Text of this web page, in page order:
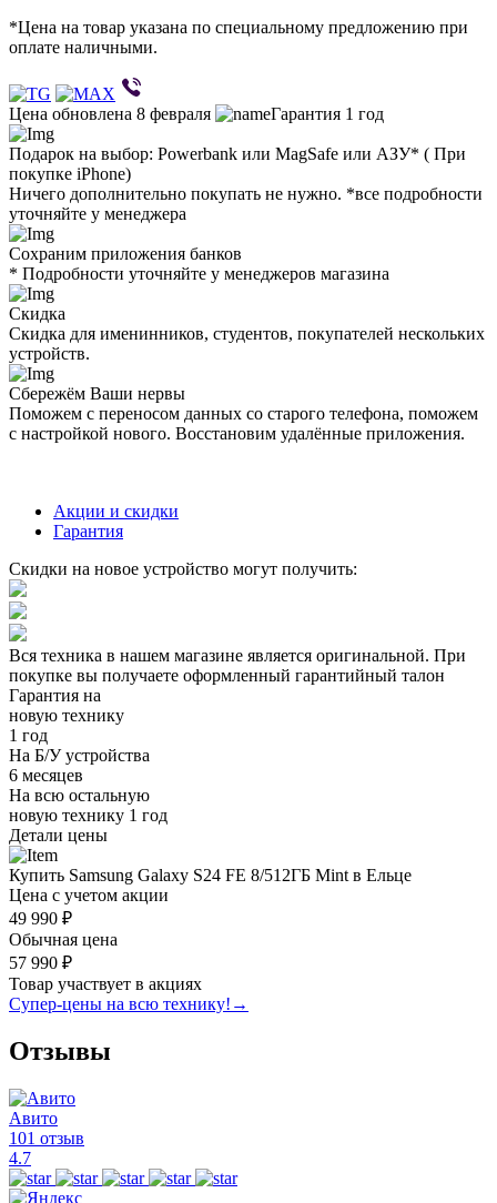
*Цена на товар указана по специальному предложению при
оплате наличными.
Цена обновлена 8 февраля Гарантия 1 год
Подарок на выбор: Powerbank или MagSafe или AЗУ* ( При
покупке iPhone)
Ничего дополнительно покупать не нужно. *все подробности
уточняйте у менеджера
Сохраним приложения банков
* Подробности уточняйте у менеджеров магазина
Скидка
Скидка для именинников, студентов, покупателей нескольких
устройств.
Сбережём Ваши нервы
Поможем с переносом данных со старого телефона, поможем
с настройкой нового. Восстановим удалённые приложения.
Акции и скидки
Гарантия
Скидки на новое устройство могут получить:
Вся техника в нашем магазине является оригинальной. При
покупке вы получаете оформленный гарантийный талон
Гарантия на
новую технику
1 год
На Б/У устройства
6 месяцев
На всю остальную
новую технику 1 год
Детали цены
Купить Samsung Galaxy S24 FE 8/512ГБ Mint в Ельце
Цена с учетом акции
49 990 ₽
Обычная цена
57 990 ₽
Товар участвует в акциях
Супер-цены на всю технику! →
Отзывы
Авито
101 отзыв
4.7